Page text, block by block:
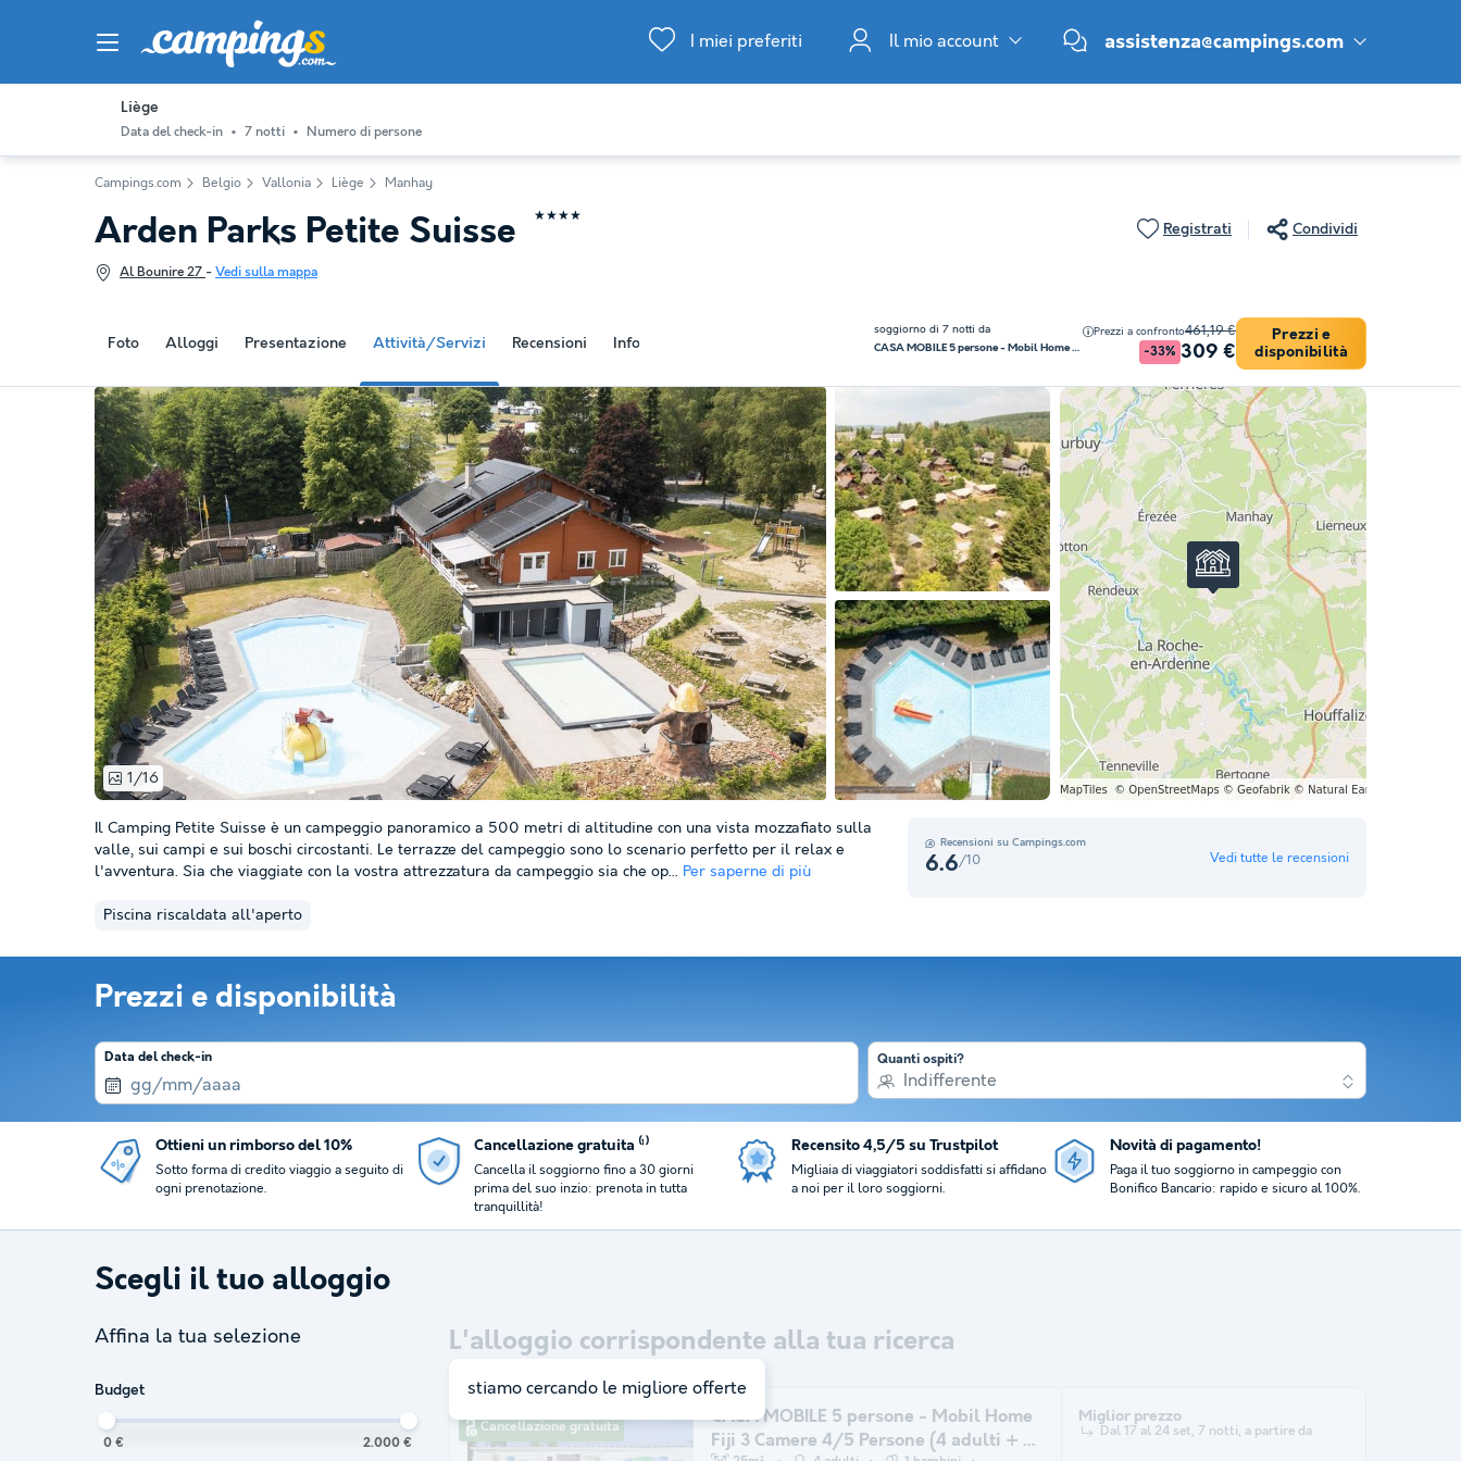
I miei preferiti Il mio account assistenza@campings.com
Liège
Data del check-in 7 notti Numero di persone
Campings.com Belgio Vallonia Liège Manhay
Foto Alloggi Presentazione Attività/Servizi Recensioni Informazioni
soggiorno di 7 notti da
CASA MOBILE 5 persone - Mobil Home Fiji 3 Camere 4/5 Persone (4 adulti + 1 bambino -12 anni)
Prezzi a confronto461,19 €
-33% 309 €
Prezzi e
disponibilità
Arden Parks Petite Suisse ★★★★
Registrati Condividi
Al Bounire 27 - Vedi sulla mappa
1/16
Recensioni su Campings.com
6.6/10 Vedi tutte le recensioni
Il Camping Petite Suisse è un campeggio panoramico a 500 metri di altitudine con una vista mozzafiato sulla
valle, sui campi e sui boschi circostanti. Le terrazze del campeggio sono lo scenario perfetto per il relax e
l'avventura. Sia che viaggiate con la vostra attrezzatura da campeggio sia che op... Per saperne di più
Piscina riscaldata all'aperto
Prezzi e disponibilità
Data del check-in Quanti ospiti?
Indifferente
Ottieni un rimborso del 10%
Sotto forma di credito viaggio a seguito di
ogni prenotazione.
Cancellazione gratuita ⁽¹⁾
Cancella il soggiorno fino a 30 giorni
prima del suo inzio: prenota in tutta
tranquillità!
Recensito 4,5/5 su Trustpilot
Migliaia di viaggiatori soddisfatti si affidano
a noi per il loro soggiorni.
Novità di pagamento!
Paga il tuo soggiorno in campeggio con
Bonifico Bancario: rapido e sicuro al 100%.
Scegli il tuo alloggio
Affina la tua selezione
Budget
0 € 2.000 €
L'alloggio corrispondente alla tua ricerca
Cancellazione gratuita
CASA MOBILE 5 persone - Mobil Home
Fiji 3 Camere 4/5 Persone (4 adulti + 1
Miglior prezzo
Dal 17 al 24 set, 7 notti, a partire da
stiamo cercando le migliore offerte